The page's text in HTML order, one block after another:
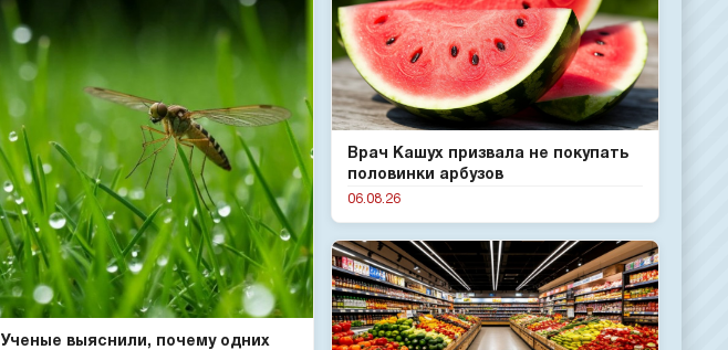
Врач Кашух призвала не покупать
половинки арбузов
06.08.26
Ученые выяснили, почему одних